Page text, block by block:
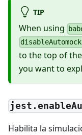
TIP
When using
to the top of
you want to
Habilita la